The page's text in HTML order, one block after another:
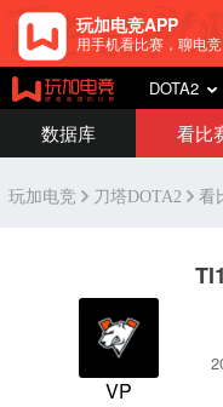
玩加电竞APP
用手机看比赛，聊电竞
DOTA2
数据库 看比
玩加电竞 刀塔DOTA2 看
VP